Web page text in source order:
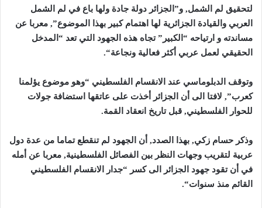
لتحقيق لم الشمل, و”الجزائر دولة جادة ولها باع في لم الشمل
العربي والقيادة الجزائرية لها اهتمام كبير بهذا الموضوع”, معربا عن
مساندته و ارتياحه “الكبير” تجاه هذه الجهود التي تعد “المدخل
الحقيقي لعمل عربي أكثر فعالية ونجاعة“.
وتوقف الدبلوماسي عند الانقسام الفلسطيني “وهو موضوع يؤلمنا
كعرب”, لافتا الى أن الجزائر أخذت على عاتقها استضافة جولات
للحوار الفلسطيني, قبل تاريخ انعقاد القمة.
وذكر حسام زكي, بهذا الصدد, أن الجهود لم تنقطع تماما من عدة دول
عربية لتقريب وجهات النظر بين الفصائل الفلسطينية, معربا عن أمله
في أن تقود جهود الجزائر الى كسر “جدار الانقسام الفلسطيني
القائم منذ سنوات“.